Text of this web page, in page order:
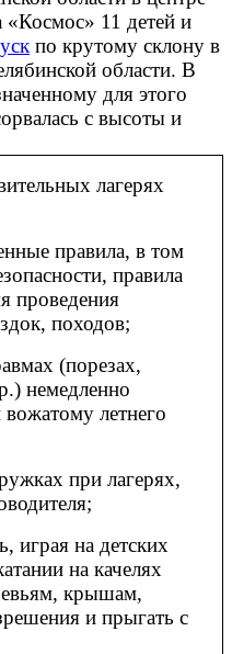
«Космос» 11 детей и
по крутому склону в
области. В
для этого
с высоты и
лагерях
правила, в том
правила
проведения
походов;
(порезах,
немедленно
летнего
при лагерях,
играя на детских
на качелях
крышам,
и прыгать с